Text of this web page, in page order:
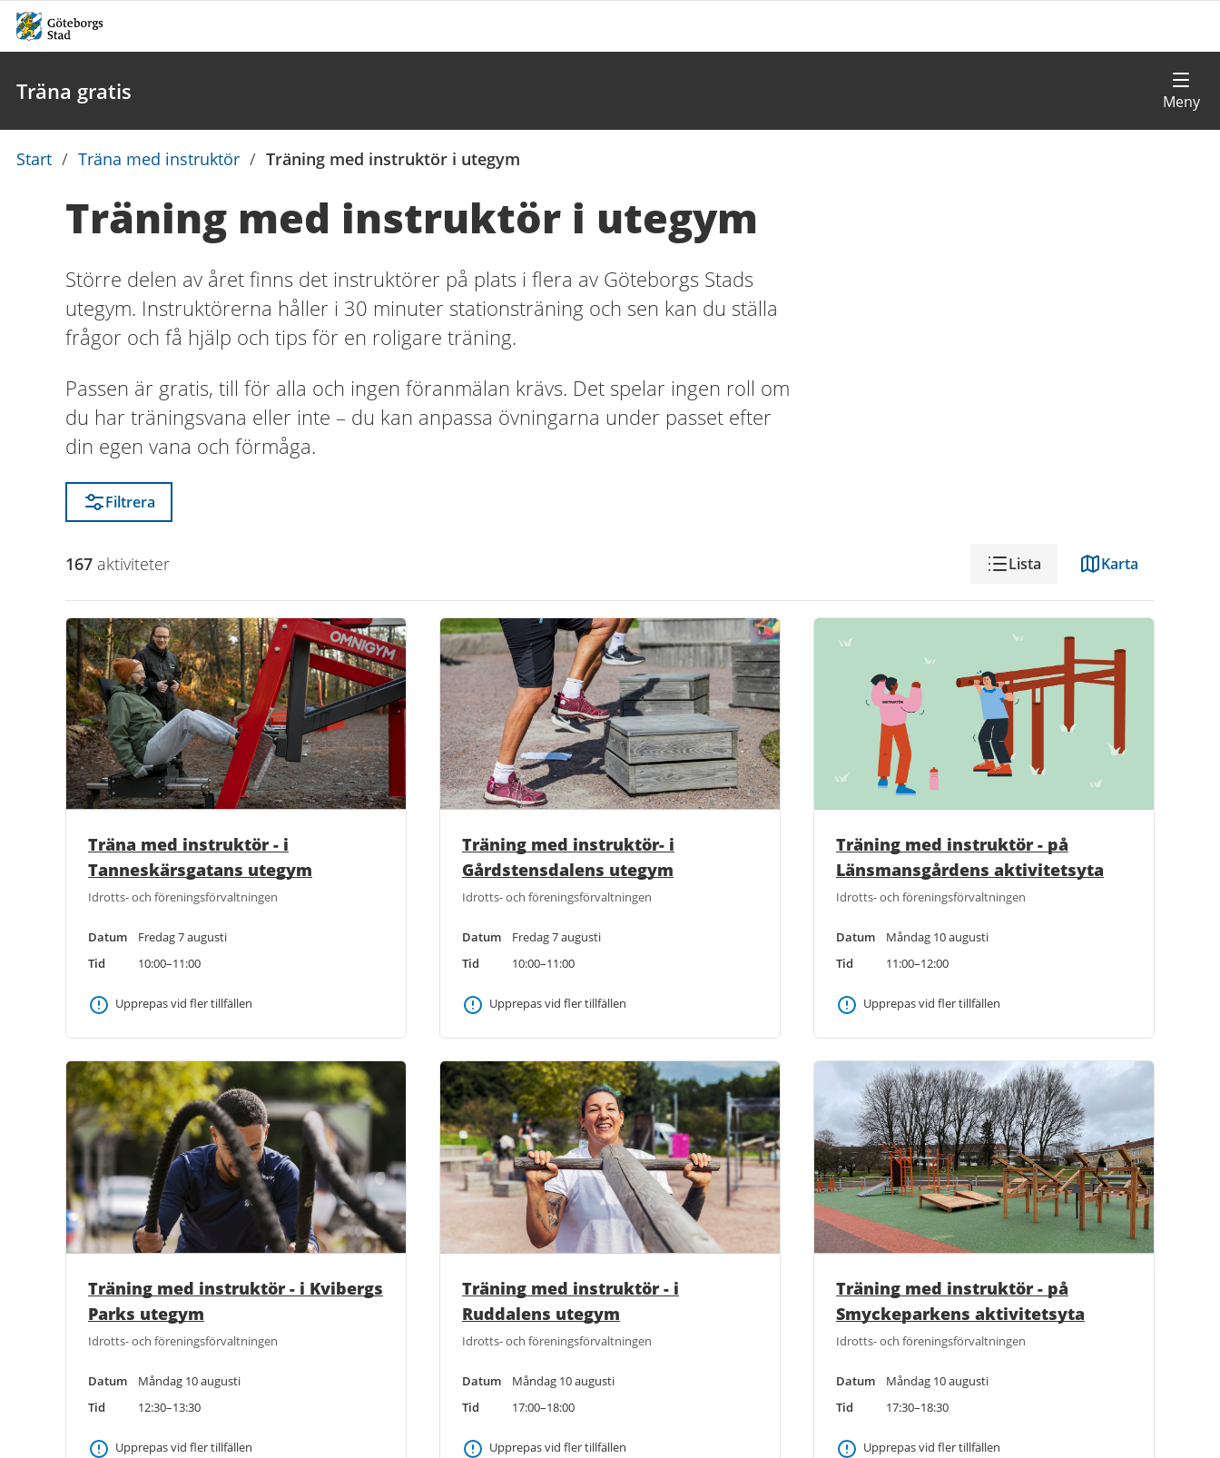
Träna gratis
Du
Start / Träna med instruktör / Träning med instruktör i utegym
Träning med instruktör i utegym
Större delen av året finns det instruktörer på plats i flera av Göteborgs Stads
utegym. Instruktörerna håller i 30 minuter stationsträning och sen kan du ställa
frågor och få hjälp och tips för en roligare träning.
Passen är gratis, till för alla och ingen föranmälan krävs. Det spelar ingen roll om
du har träningsvana eller inte – du kan anpassa övningarna under passet efter
din egen vana och förmåga.
Filtrera
VisningLista Karta
167 aktiviteter
Träna med instruktör - i
Tanneskärsgatans utegym
Idrotts- och föreningsförvaltningen
Datum
Fredag 7 augusti
Tid
10:00–11:00
Upprepas vid fler tillfällen
Träning med instruktör- i
Gårdstensdalens utegym
Idrotts- och föreningsförvaltningen
Datum
Fredag 7 augusti
Tid
10:00–11:00
Upprepas vid fler tillfällen
Träning med instruktör - på
Länsmansgårdens aktivitetsyta
Idrotts- och föreningsförvaltningen
Datum
Måndag 10 augusti
Tid
11:00–12:00
Upprepas vid fler tillfällen
Träning med instruktör - i Kvibergs
Parks utegym
Idrotts- och föreningsförvaltningen
Datum
Måndag 10 augusti
Tid
12:30–13:30
Upprepas vid fler tillfällen
Träning med instruktör - i
Ruddalens utegym
Idrotts- och föreningsförvaltningen
Datum
Måndag 10 augusti
Tid
17:00–18:00
Upprepas vid fler tillfällen
Träning med instruktör - på
Smyckeparkens aktivitetsyta
Idrotts- och föreningsförvaltningen
Datum
Måndag 10 augusti
Tid
17:30–18:30
Upprepas vid fler tillfällen